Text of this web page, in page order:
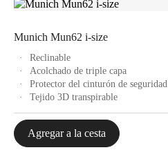
Munich Mun62 i-size
Reclinable
Acolchado de triple capa
Protector del cinturón de seguridad
Tejido 3D transpirable
Agregar a la cesta